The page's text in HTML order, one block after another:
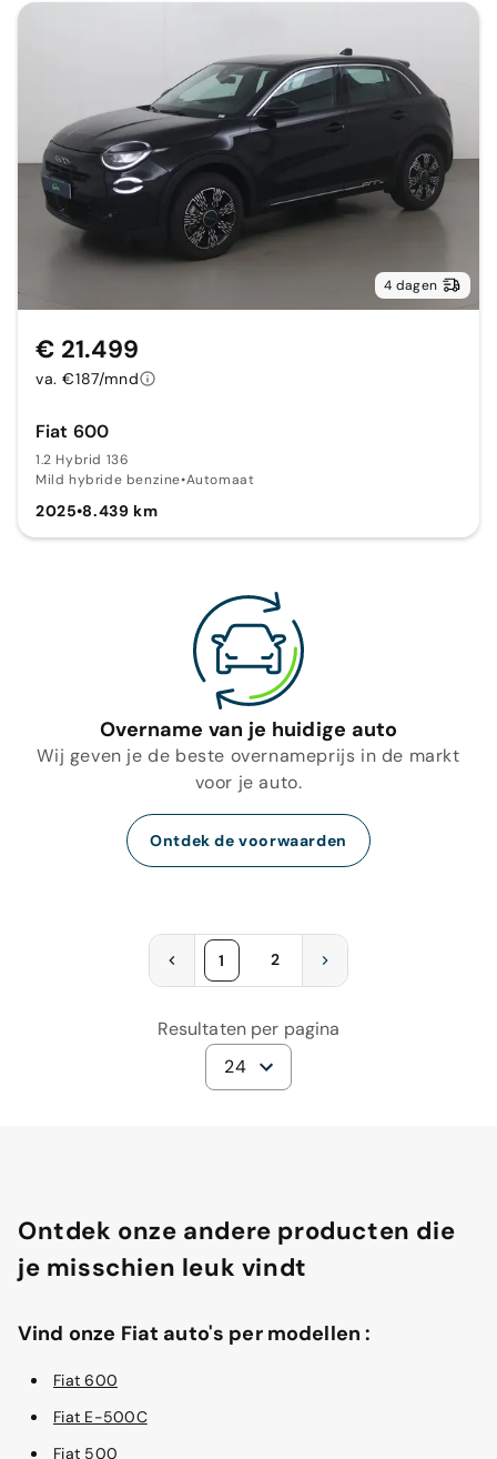
4 dagen
Fiat 600
1.2 Hybrid 136
Mild hybride benzine•Automaat
2025•8.439 km
€ 21.499
va. €187/mnd
Overname van je huidige auto
Wij geven je de beste overnameprijs in de markt
voor je auto.
Ontdek de voorwaarden
1 2
Resultaten per pagina
24
Ontdek onze andere producten die
je misschien leuk vindt
Vind onze Fiat auto's per modellen :
Fiat 600
Fiat E-500C
Fiat 500